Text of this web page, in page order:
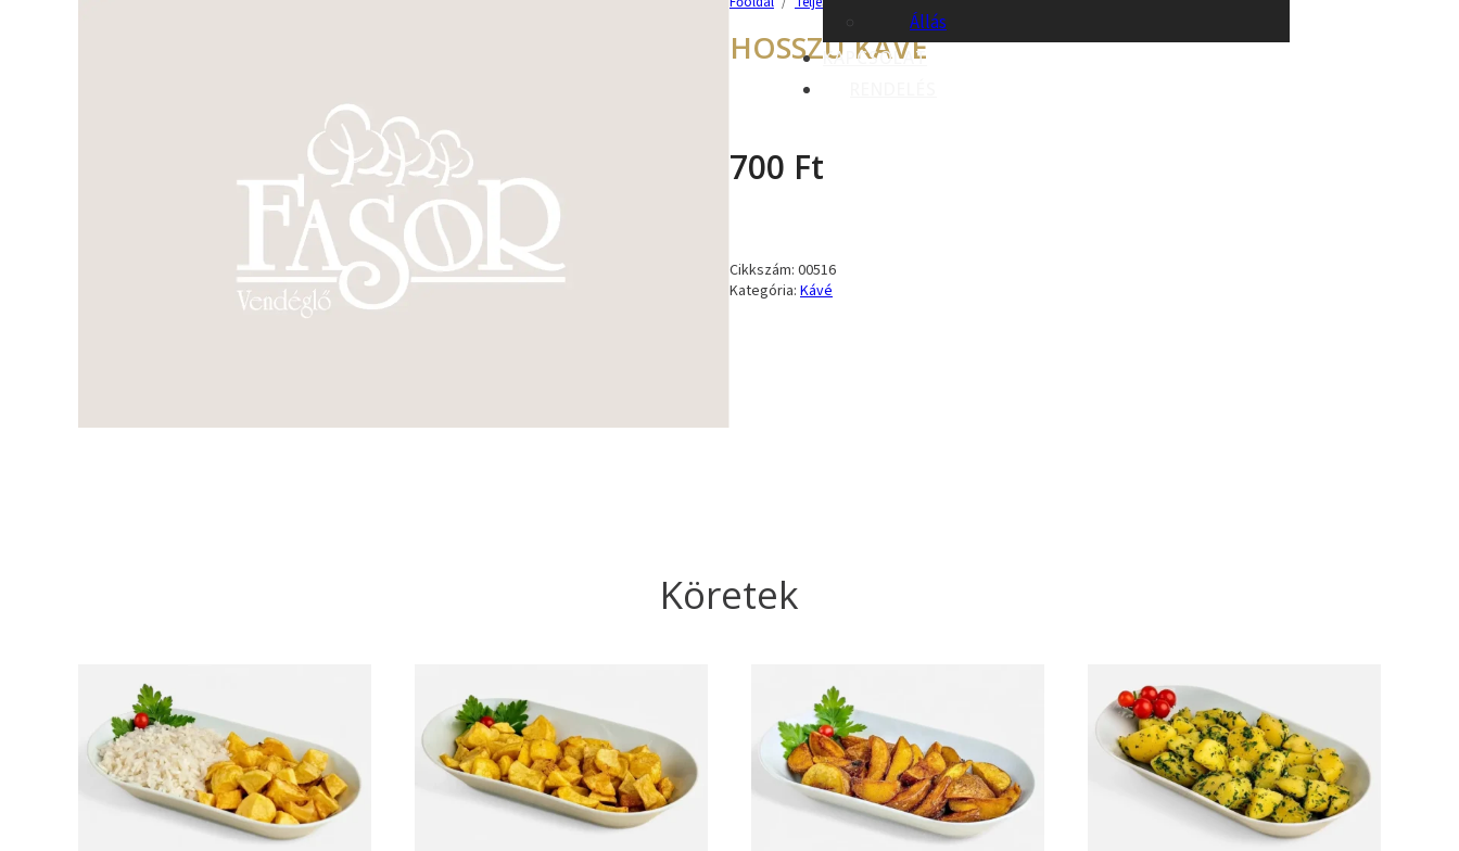
Állás
KAPCSOLAT
HOSSZÚ KÁVÉ
700 Ft
Cikkszám: 00516
Kategória: Kávé
Köretek